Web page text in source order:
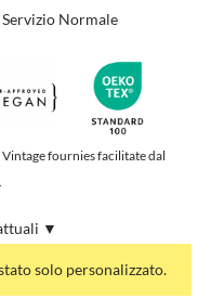
Normale
fournies facilitate dal
▼
solo personalizzato.